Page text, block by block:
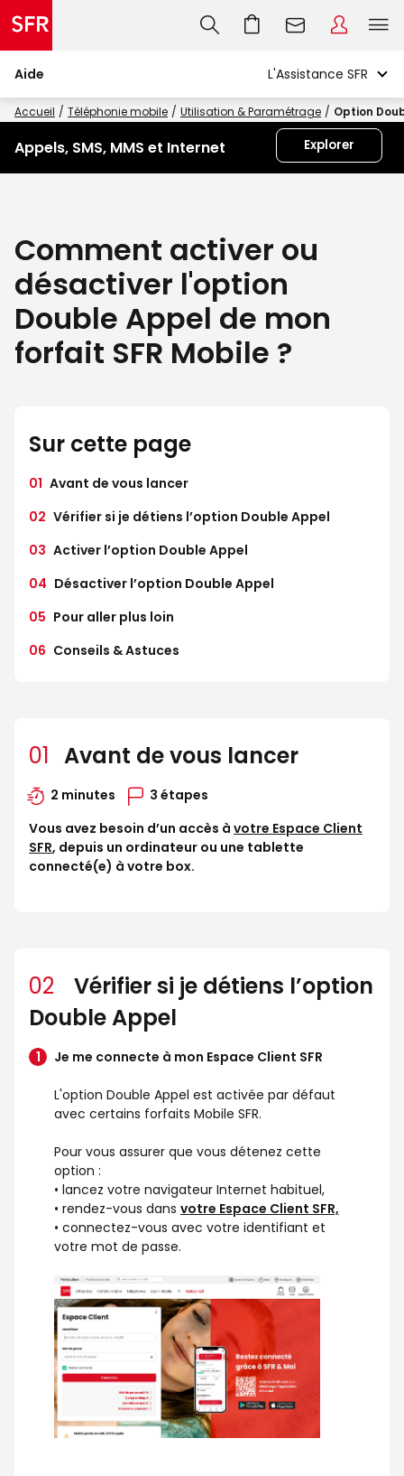
Aide
Accueil Téléphonie mobile Utilisation & Paramétrage Option
Appels, SMS, MMS et Internet Explorer
Comment activer ou
désactiver l'option
Double Appel de mon
forfait SFR Mobile ?
Sur cette page
01 Avant de vous lancer
02 Vérifier si je détiens l’option Double Appel
03 Activer l’option Double Appel
04 Désactiver l’option Double Appel
05 Pour aller plus loin
06 Conseils & Astuces
01 Avant de vous lancer
2 minutes
3 étapes
Vous avez besoin d’un accès à votre Espace Client
SFR, depuis un ordinateur ou une tablette
connecté(e) à votre box.
02
Vérifier si je détiens l’option
Double Appel
Je me connecte à mon Espace Client SFR
L'option Double Appel est activée par défaut
avec certains forfaits Mobile SFR.
Pour vous assurer que vous détenez cette
option :
• lancez votre navigateur Internet habituel,
• rendez-vous dans votre Espace Client SFR,
• connectez-vous avec votre identifiant et
votre mot de passe.